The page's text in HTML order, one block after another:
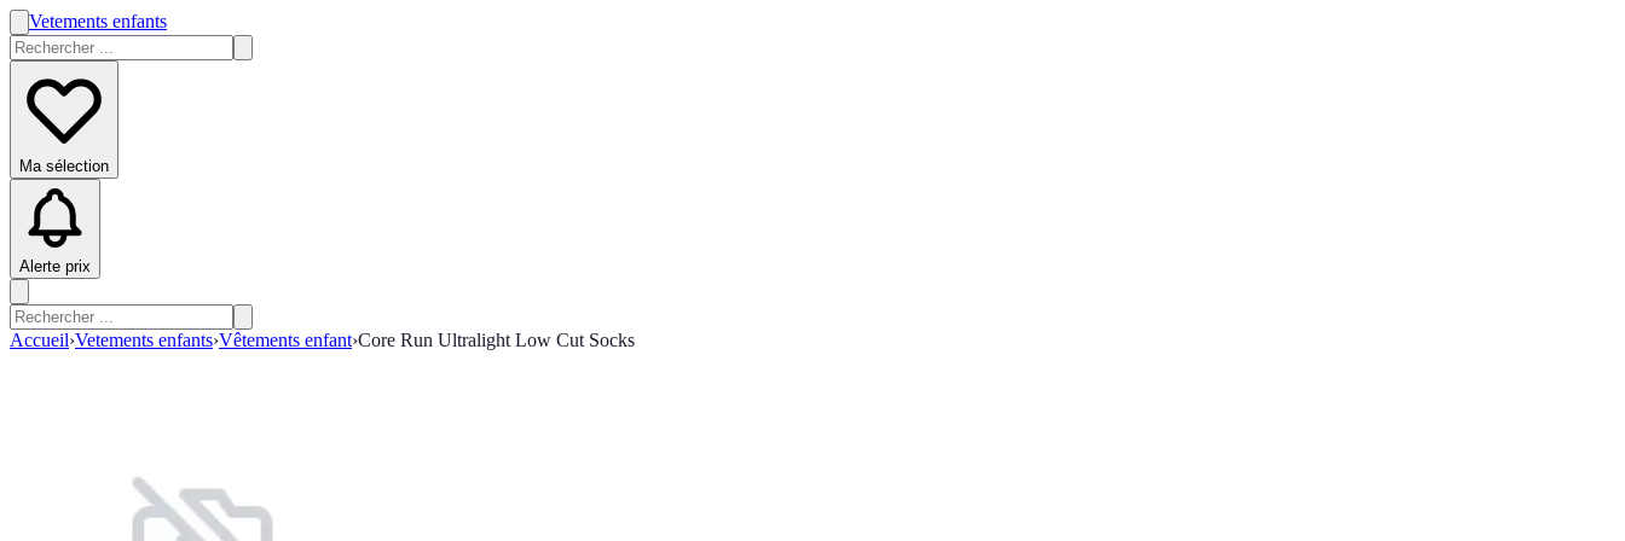
Vetements enfants
Ma sélection
Alerte prix
Accueil›Vetements enfants›Vêtements enfant›Core Run Ultralight Low Cut Socks